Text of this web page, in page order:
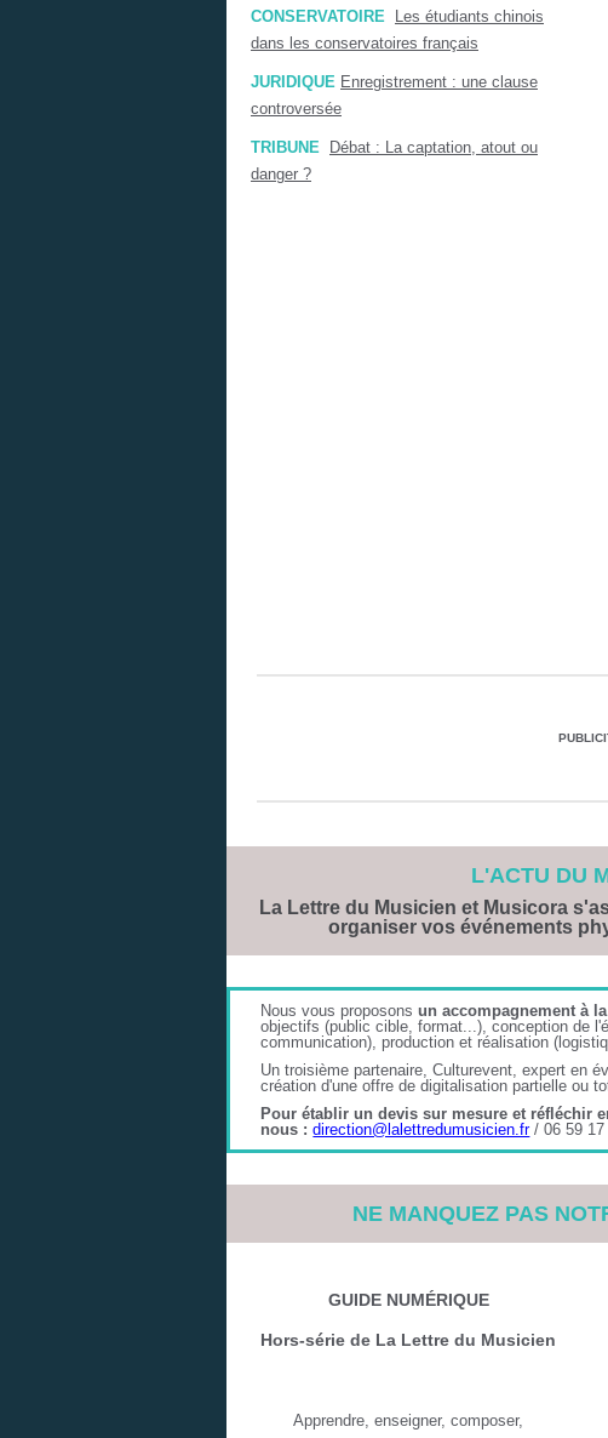
CONSERVATOIRE
Les étudiants chinois
dans les conservatoires français
JURIDIQUE Enregistrement : une clause
controversée
TRIBUNE
Débat : La captation, atout ou
danger ?
L'ACTU DU
La Lettre du Musicien et Musicora
organiser vos événements
Nous vous proposons un accompagnement à
objectifs (public cible, format...), conception de
communication), production et réalisation
Un troisième partenaire, Culturevent, expert en
création d'une offre de digitalisation partielle ou
Pour établir un devis sur mesure et réfléchir
nous : direction@lalettredumusicien.fr / 06 59 17
NE MANQUEZ PAS
GUIDE NUMÉRIQUE
Hors-série de La Lettre du Musicien
Apprendre, enseigner, composer,